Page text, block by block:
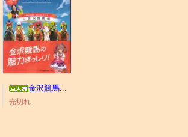
金沢競馬わくわくブック
売切れ